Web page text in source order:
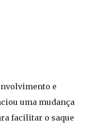
e
uma mudança
facilitar o saque